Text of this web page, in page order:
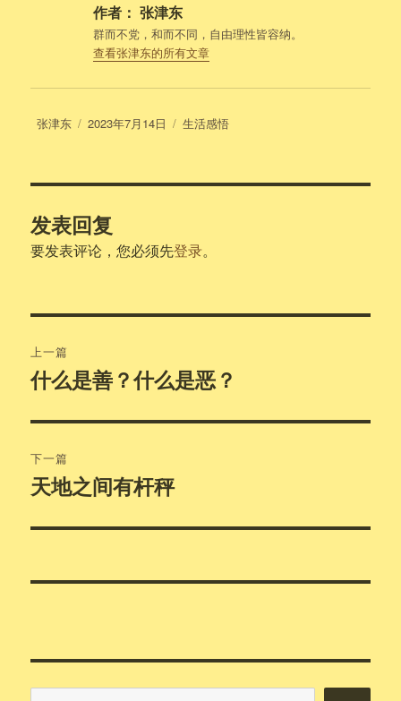
作者： 张津东
群而不党，和而不同，自由理性皆容纳。
查看张津东的所有文章
作
张津东
发
2023年7月14日
分
生活感悟
发表回复
要发表评论，您必须先登录。
章
航
上一篇
上
文
章：
什么是善？什么是恶？
下一篇
下
文
天地之间有杆秤